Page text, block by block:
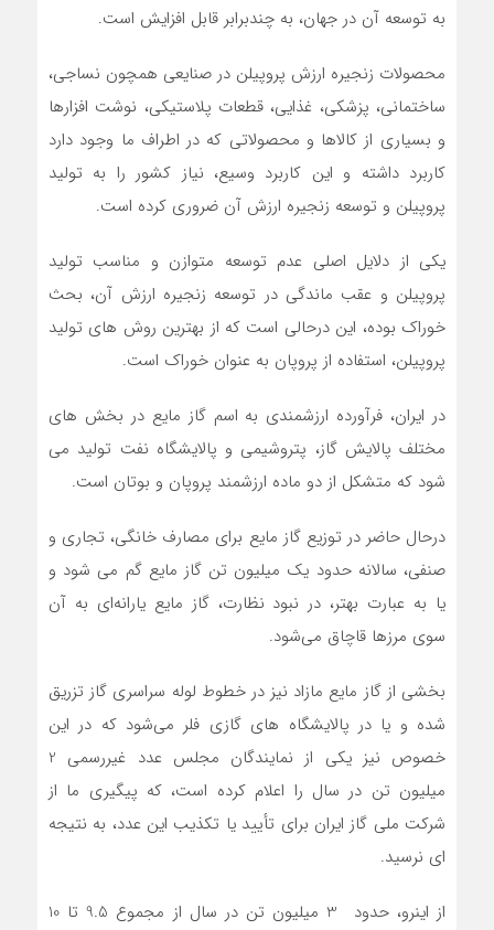
به توسعه آن در جهان، به چندبرابر قابل افزایش است.
محصولات زنجیره ارزش پروپیلن در صنایعی همچون نساجی،
ساختمانی، پزشکی، غذایی، قطعات پلاستیکی، نوشت افزار‌ها
و بسیاری از کالا‌ها و محصولاتی که در اطراف ما وجود دارد
کاربرد داشته و این کاربرد وسیع، نیاز کشور را به تولید
پروپیلن و توسعه زنجیره‌ ارزش آن ضروری کرده است.
یکی از دلایل اصلی عدم توسعه متوازن و مناسب تولید
پروپیلن و عقب ماندگی در توسعه زنجیره ارزش آن، بحث
خوراک بوده، این درحالی است که از بهترین روش های تولید
پروپیلن، استفاده از پروپان به عنوان خوراک است.
در ایران، فرآورده ارزشمندی به اسم گاز مایع در بخش های
مختلف پالایش گاز، پتروشیمی و پالایشگاه نفت تولید می
شود که متشکل از دو ماده ارزشمند پروپان و بوتان است.
درحال حاضر در توزیع گاز مایع برای مصارف خانگی، تجاری و
صنفی، سالانه حدود یک میلیون تن گاز مایع گم می شود و
یا به عبارت بهتر، در نبود نظارت، گاز مایع یارانه‌ای به آن
سوی مرزها قاچاق می‌شود.
بخشی از گاز مایع مازاد نیز در خطوط لوله سراسری گاز تزریق
شده و یا در پالایشگاه های گازی فلر می‌شود که در این
خصوص نیز یکی از نمایندگان مجلس عدد غیررسمی 2
میلیون تن در سال را اعلام کرده است، که پیگیری ما از
شرکت ملی گاز ایران برای تأیید یا تکذیب این عدد، به نتیجه
ای نرسید.
از اینرو، حدود 3 میلیون تن در سال از مجموع 9.5 تا 10